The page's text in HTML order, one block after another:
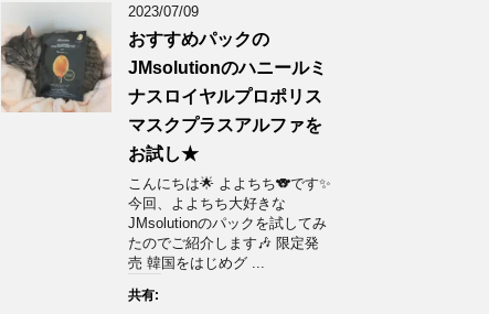
開
ま
)
w
t
t
e
r
で
共
(
新
し
ウ
ィ
ン
ド
で
開
き
す
k
共
有
す
る
に
は
ク
リ
ク
て
く
だ
さ
い
(
新
し
2023/07/09
おすすめパックの
JMsolutionのハニールミ
ナスロイヤルプロポリス
マスクプラスアルファを
お試し★
こんにちは🌟 よよちち🐨です✨
今回、よよちち大好きな
JMsolutionのパックを試してみ
たのでご紹介します🎶 限定発
売 韓国をはじめグ ...
共有: